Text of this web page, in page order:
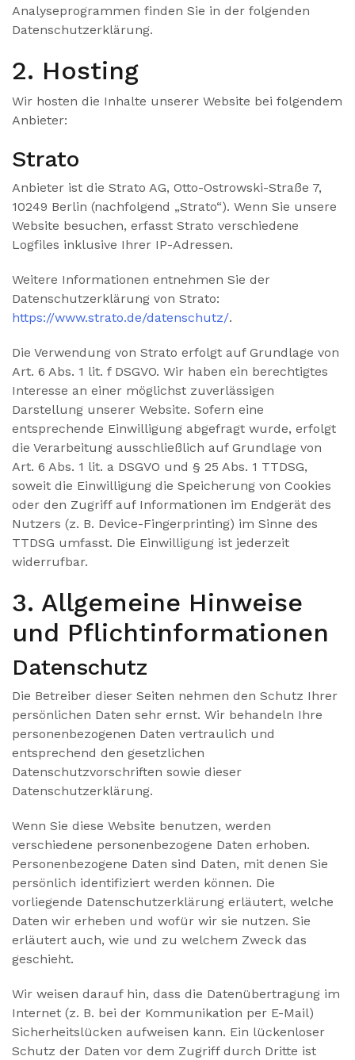
Analyseprogrammen finden Sie in der folgenden
Datenschutzerklärung.
2. Hosting
Wir hosten die Inhalte unserer Website bei folgendem
Anbieter:
Strato
Anbieter ist die Strato AG, Otto-Ostrowski-Straße 7,
10249 Berlin (nachfolgend „Strato“). Wenn Sie unsere
Website besuchen, erfasst Strato verschiedene
Logfiles inklusive Ihrer IP-Adressen.
Weitere Informationen entnehmen Sie der
Datenschutzerklärung von Strato:
https://www.strato.de/datenschutz/.
Die Verwendung von Strato erfolgt auf Grundlage von
Art. 6 Abs. 1 lit. f DSGVO. Wir haben ein berechtigtes
Interesse an einer möglichst zuverlässigen
Darstellung unserer Website. Sofern eine
entsprechende Einwilligung abgefragt wurde, erfolgt
die Verarbeitung ausschließlich auf Grundlage von
Art. 6 Abs. 1 lit. a DSGVO und § 25 Abs. 1 TTDSG,
soweit die Einwilligung die Speicherung von Cookies
oder den Zugriff auf Informationen im Endgerät des
Nutzers (z. B. Device-Fingerprinting) im Sinne des
TTDSG umfasst. Die Einwilligung ist jederzeit
widerrufbar.
3. Allgemeine Hinweise
und Pflicht­informationen
Datenschutz
Die Betreiber dieser Seiten nehmen den Schutz Ihrer
persönlichen Daten sehr ernst. Wir behandeln Ihre
personenbezogenen Daten vertraulich und
entsprechend den gesetzlichen
Datenschutzvorschriften sowie dieser
Datenschutzerklärung.
Wenn Sie diese Website benutzen, werden
verschiedene personenbezogene Daten erhoben.
Personenbezogene Daten sind Daten, mit denen Sie
persönlich identifiziert werden können. Die
vorliegende Datenschutzerklärung erläutert, welche
Daten wir erheben und wofür wir sie nutzen. Sie
erläutert auch, wie und zu welchem Zweck das
geschieht.
Wir weisen darauf hin, dass die Datenübertragung im
Internet (z. B. bei der Kommunikation per E-Mail)
Sicherheitslücken aufweisen kann. Ein lückenloser
Schutz der Daten vor dem Zugriff durch Dritte ist